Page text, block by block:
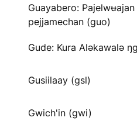
Guayabero:
pejjamechan (guo)
Gude: Kura Aləkawalə
Gusiilaay (gsl)
Gwich'in (gwi)